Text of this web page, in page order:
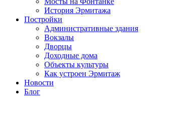
История Эрмитажа
Постройки
Административные здания
Вокзалы
Дворцы
Доходные дома
Объекты культуры
Как устроен Эрмитаж
Новости
Блог